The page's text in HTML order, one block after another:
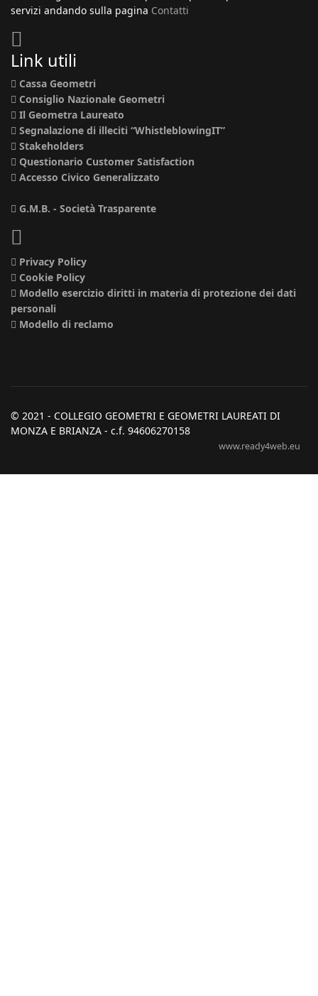
servizi andando sulla pagina Contatti
Link utili
Cassa Geometri
Consiglio Nazionale Geometri
Il Geometra Laureato
Segnalazione di illeciti “WhistleblowingIT”
Stakeholders
Questionario Customer Satisfaction
Accesso Civico Generalizzato
G.M.B. - Società Trasparente
Privacy Policy
Cookie Policy
Modello esercizio diritti in materia di protezione dei dati
personali
Modello di reclamo
© 2021 - COLLEGIO GEOMETRI E GEOMETRI LAUREATI DI
MONZA E BRIANZA - c.f. 94606270158
www.ready4web.eu